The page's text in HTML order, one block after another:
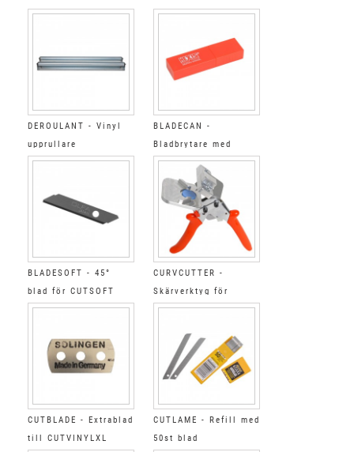
DEROULANT - Vinyl
upprullare
BLADECAN -
Bladbrytare med
behållare
BLADESOFT - 45°
blad för CUTSOFT
CURVCUTTER -
Skärverktyg för
rundade hörn
CUTBLADE - Extrablad
till CUTVINYLXL
CUTLAME - Refill med
50st blad